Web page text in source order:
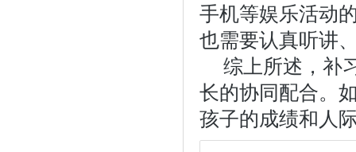
手机等娱乐活动
也需要认真听讲
综上所述，补
长的协同配合。
孩子的成绩和人